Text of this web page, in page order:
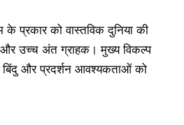
के प्रकार को वास्तविक दुनिया की
और उच्च अंत ग्राहक। मुख्य विकल्प
और प्रदर्शन आवश्यकताओं को